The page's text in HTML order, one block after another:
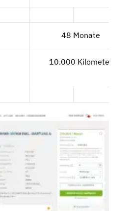
48 Monate
10.000 Kilometer